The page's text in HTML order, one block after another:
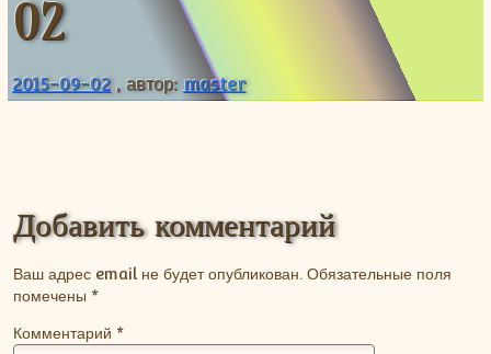
Здоровье без таблеток
Рыбалка
02
2015-09-02 , автор: master
Добавить комментарий
Ваш адрес email не будет опубликован. Обязательные поля
помечены *
Комментарий *